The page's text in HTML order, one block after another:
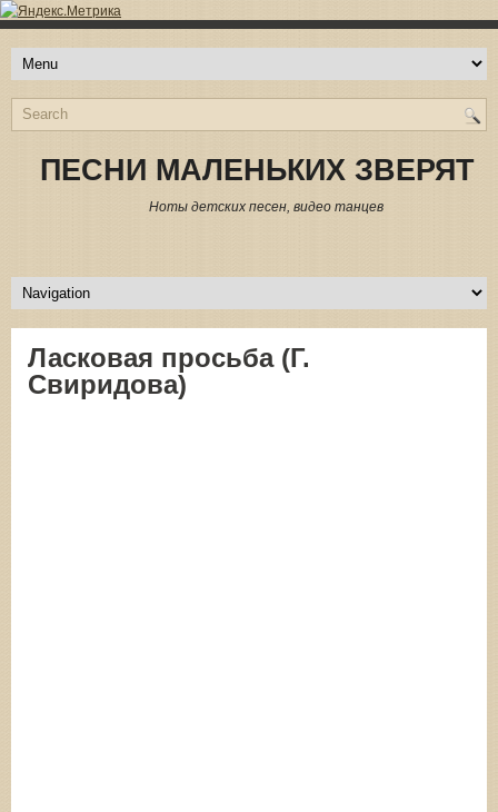
ПЕСНИ МАЛЕНЬКИХ ЗВЕРЯТ
Ноты детских песен, видео танцев
Ласковая просьба (Г.
Свиридова)